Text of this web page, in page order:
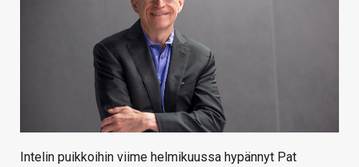
Intelin puikkoihin viime helmikuussa hypännyt Pat